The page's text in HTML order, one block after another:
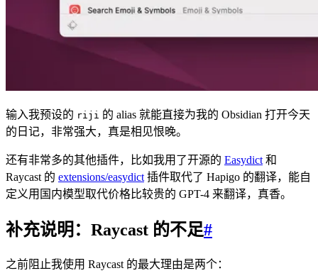
输入我预设的 riji 的 alias 就能直接为我的 Obsidian 打开今天
的日记，非常强大，真是相见恨晚。
还有非常多的其他插件，比如我用了开源的 Easydict 和
Raycast 的 extensions/easydict 插件取代了 Hapigo 的翻译，能自
定义用国内模型取代价格比较贵的 GPT-4 来翻译，真香。
补充说明：Raycast 的不足#
之前阻止我使用 Raycast 的最大理由是两个：